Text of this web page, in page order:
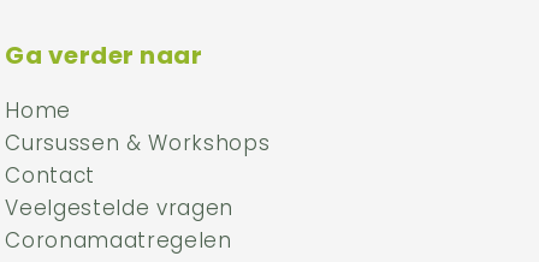
Ga verder naar
Home
Cursussen & Workshops
Contact
Veelgestelde vragen
Coronamaatregelen